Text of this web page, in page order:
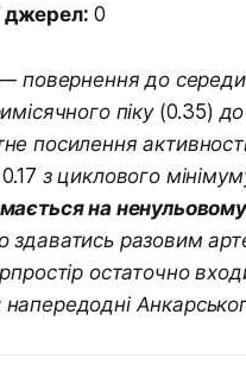
джерел: 0
повернення до
піку (0.35)
посилення
з циклового
на
разовим
остаточно